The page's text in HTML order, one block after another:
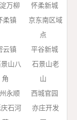
万柳
怀柔新城
柔镇
京东南区域
点
云镇
平谷新城
山八
角
石景山老
山
永顺
西城官园
石河
亦庄开发